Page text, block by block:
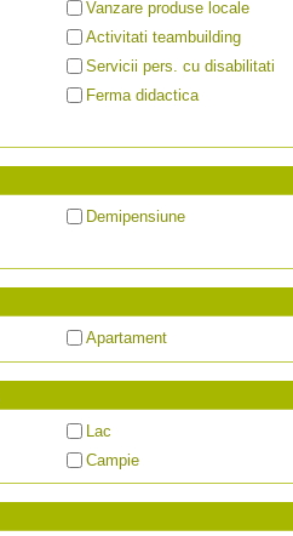
Vanzare produse locale
Activitati teambuilding
Servicii pers. cu disabilitati
Ferma didactica
Demipensiune
Apartament
Lac
Campie